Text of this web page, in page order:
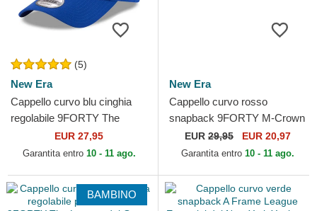
(5)
New Era
Cappello curvo blu cinghia
regolabile 9FORTY The
League dei Philadelphia
76ers NBA di New Era
EUR 27,95
Garantita entro 10 - 11 ago.
New Era
Cappello curvo rosso
snapback 9FORTY M-Crown
Player Replica dei
Philadelphia Phillies MLB di
EUR 29,95 EUR 20,97
Garantita entro 10 - 11 ago.
BAMBINO